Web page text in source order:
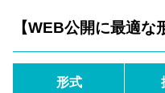
【WEB公開に最適な
形式